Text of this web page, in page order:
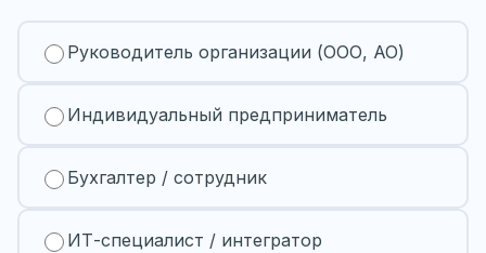
Руководитель организации (ООО, АО)
Индивидуальный предприниматель
Бухгалтер / сотрудник
ИТ-специалист / интегратор